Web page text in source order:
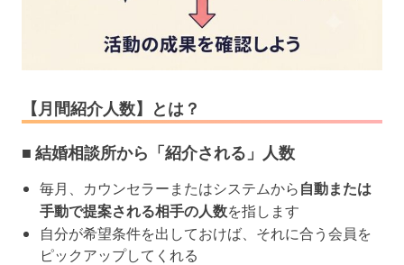
【月間紹介人数】とは？
■ 結婚相談所から「紹介される」人数
毎月、カウンセラーまたはシステムから 自動または
手動で提案される相手の人数を指します
自分が希望条件を出しておけば、それに合う会員を
ピックアップしてくれる